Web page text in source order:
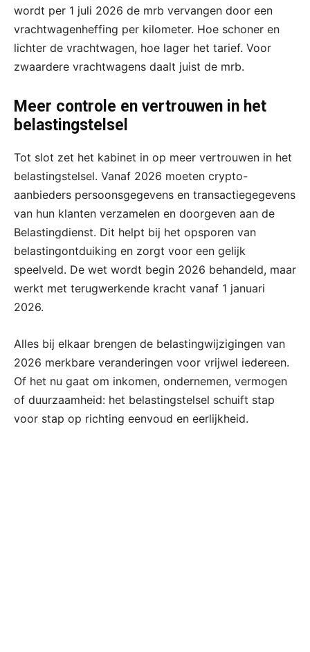
wordt per 1 juli 2026 de mrb vervangen door een
vrachtwagenheffing per kilometer. Hoe schoner en
lichter de vrachtwagen, hoe lager het tarief. Voor
zwaardere vrachtwagens daalt juist de mrb.
Meer controle en vertrouwen in het
belastingstelsel
Tot slot zet het kabinet in op meer vertrouwen in het
belastingstelsel. Vanaf 2026 moeten crypto-
aanbieders persoonsgegevens en transactiegegevens
van hun klanten verzamelen en doorgeven aan de
Belastingdienst. Dit helpt bij het opsporen van
belastingontduiking en zorgt voor een gelijk
speelveld. De wet wordt begin 2026 behandeld, maar
werkt met terugwerkende kracht vanaf 1 januari
2026.
Alles bij elkaar brengen de belastingwijzigingen van
2026 merkbare veranderingen voor vrijwel iedereen.
Of het nu gaat om inkomen, ondernemen, vermogen
of duurzaamheid: het belastingstelsel schuift stap
voor stap op richting eenvoud en eerlijkheid.